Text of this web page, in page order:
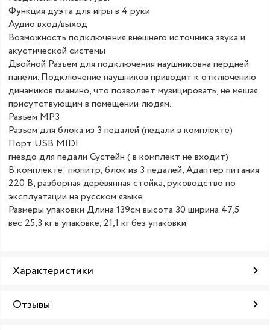
Функция дуэта для игры в 4 руки
Аудио вход/выход
Возможность подключения внешнего источника звука и
акустической системы
Двойной Разъем для подключения наушниковна пердней
панели. Подключение наушников приводит к отключению
динамиков пианино, что позволяет музицировать, не мешая
присутствующим в помещении людям.
Разъем МР3
Разъем для блока из 3 педалей (педали в комплекте)
Порт USB MIDI
гнездо для педали Сустейн ( в комплект не входит)
В комплекте: пюпитр, блок из 3 педалей, Адаптер питания
220 В, разборная деревянная стойка, руководство по
эксплуатации на русском языке.
Размеры упаковки Длина 139см высота 30 ширина 47,5
вес 25,3 кг в упаковке, 21,1 кг без упаковки
Характеристики
Отзывы